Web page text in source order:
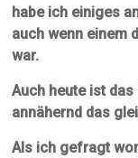
habe ich einiges
auch wenn einem
war.
Auch heute ist
annähernd das
Als ich gefragt